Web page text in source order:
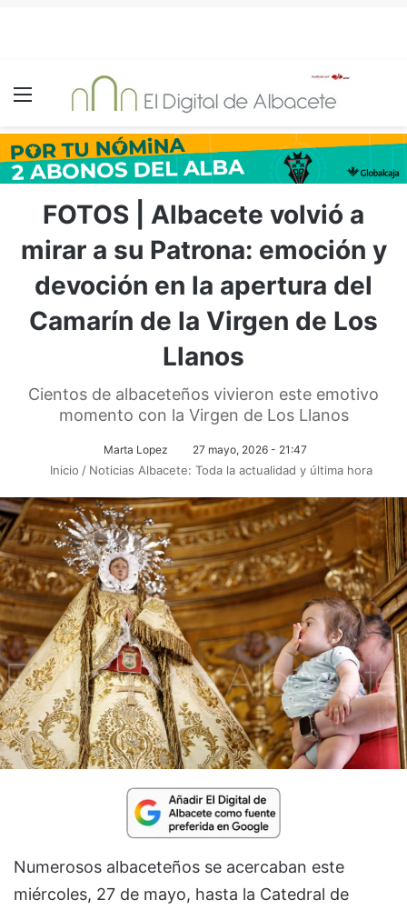
Menú
FOTOS | Albacete volvió a
mirar a su Patrona: emoción y
devoción en la apertura del
Camarín de la Virgen de Los
Llanos
Cientos de albaceteños vivieron este emotivo
momento con la Virgen de Los Llanos
Marta Lopez 27 mayo, 2026 - 21:47
Inicio / Noticias Albacete: Toda la actualidad y última hora
Numerosos albaceteños se acercaban este
miércoles, 27 de mayo, hasta la Catedral de